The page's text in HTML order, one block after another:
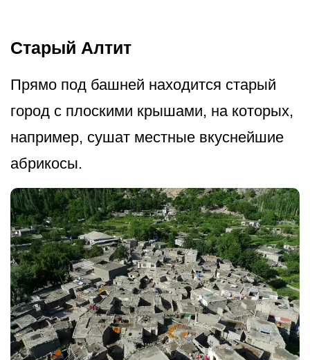
Старый Алтит
Прямо под башней находится старый
город с плоскими крышами, на которых,
например, сушат местные вкуснейшие
абрикосы.